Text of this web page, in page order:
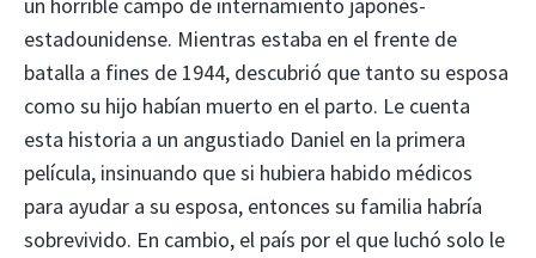
estadounidense. Mientras estaba en el frente de
batalla a fines de 1944, descubrió que tanto su esposa
como su hijo habían muerto en el parto. Le cuenta
esta historia a un angustiado Daniel en la primera
película, insinuando que si hubiera habido médicos
para ayudar a su esposa, entonces su familia habría
sobrevivido. En cambio, el país por el que luchó solo le